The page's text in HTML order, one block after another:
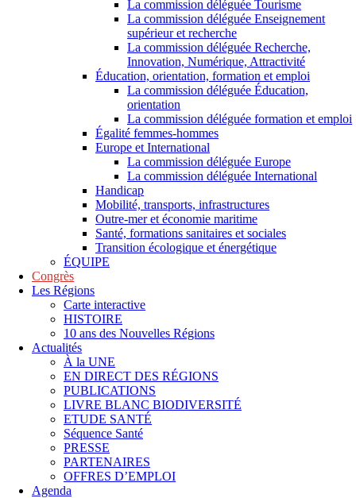
La commission déléguée Tourisme
La commission déléguée Enseignement
supérieur et recherche
La commission déléguée Recherche,
Innovation, Numérique, Attractivité
Éducation, orientation, formation et emploi
La commission déléguée Éducation,
orientation
La commission déléguée formation et emploi
Égalité femmes-hommes
Europe et International
La commission déléguée Europe
La commission déléguée International
Handicap
Mobilité, transports, infrastructures
Outre-mer et économie maritime
Santé, formations sanitaires et sociales
Transition écologique et énergétique
ÉQUIPE
Congrès
Les Régions
Carte interactive
HISTOIRE
10 ans des Nouvelles Régions
Actualités
À la UNE
EN DIRECT DES RÉGIONS
PUBLICATIONS
LIVRE BLANC BIODIVERSITÉ
ETUDE SANTÉ
Séquence Santé
PRESSE
PARTENAIRES
OFFRES D’EMPLOI
Agenda